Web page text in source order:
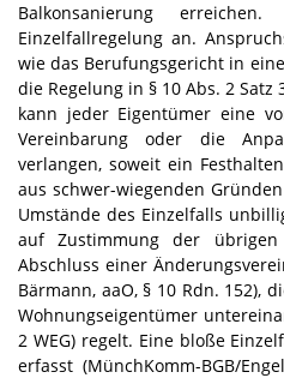
Balkonsanierung
Einzelfallregelung an.
wie das Berufungsgericht in
die Regelung in § 10 Abs. 2 Satz
kann jeder Eigentümer eine
Vereinbarung oder die
verlangen, soweit ein
aus schwer-wiegenden
Umstände des Einzelfalls
auf Zustimmung der übrigen
Abschluss einer
Bärmann, aaO, § 10 Rdn. 152),
Wohnungseigentümer
2 WEG) regelt. Eine bloße
erfasst (MünchKomm-BGB/